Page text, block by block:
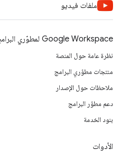
ملفات فيديو
Google Workspace لمطوّري البرامج
نظرة عامة حول المنصة
منتجات مطوّري البرامج
ملاحظات حول الإصدار
دعم مطوّر البرامج
بنود الخدمة
الأدوات